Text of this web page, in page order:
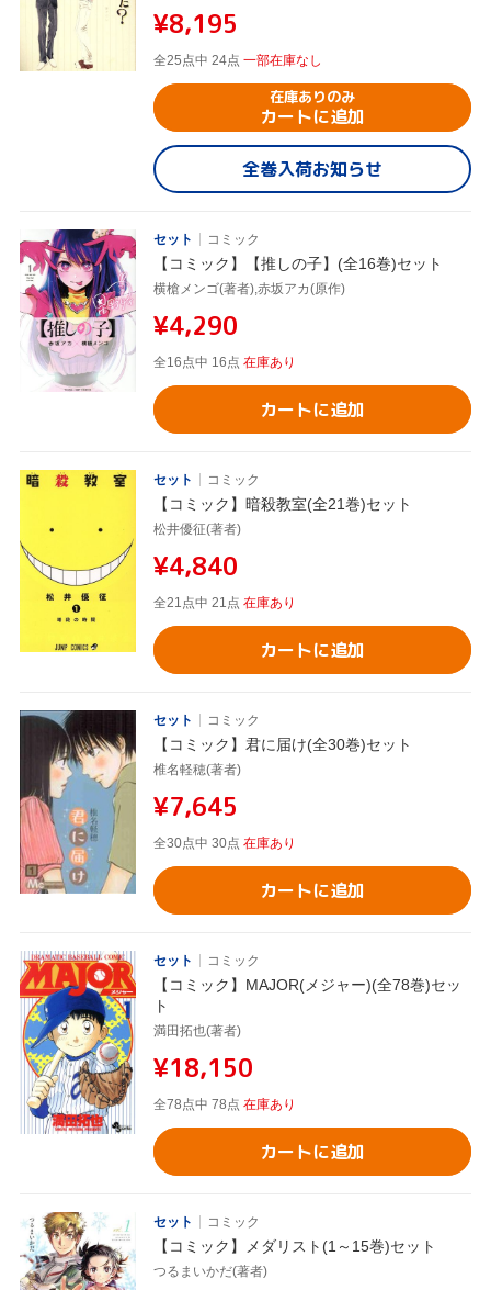
¥8,195
全25点中 24点 一部在庫なし
在庫ありのみ
カートに追加
全巻入荷お知らせ
セット コミック
【コミック】【推しの子】(全16巻)セット
横槍メンゴ(著者),赤坂アカ(原作)
¥4,290
全16点中 16点 在庫あり
カートに追加
セット コミック
【コミック】暗殺教室(全21巻)セット
松井優征(著者)
¥4,840
全21点中 21点 在庫あり
カートに追加
セット コミック
【コミック】君に届け(全30巻)セット
椎名軽穂(著者)
¥7,645
全30点中 30点 在庫あり
カートに追加
セット コミック
【コミック】MAJOR(メジャー)(全78巻)セッ
ト
満田拓也(著者)
¥18,150
全78点中 78点 在庫あり
カートに追加
セット コミック
【コミック】メダリスト(1～15巻)セット
つるまいかだ(著者)